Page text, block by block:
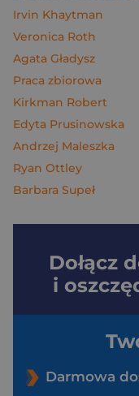
Irvin Khaytman
Veronica Roth
Agata Gładysz
Praca zbiorowa
Kirkman Robert
Edyta Prusinowska
Andrzej Maleszka
Ryan Ottley
Barbara Supeł
Dołącz
i
Darmowa